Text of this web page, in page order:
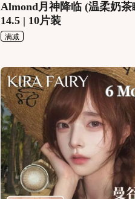
Almond月神降临 (温柔奶茶
14.5 | 10片装
满减